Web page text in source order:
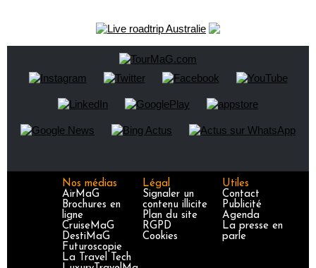
Nos médias
AirMaG
Brochures en
ligne
CruiseMaG
DestiMaG
Futuroscopie
La Travel Tech
Légal
Signaler un
contenu illicite
Plan du site
RGPD
Cookies
Utiles
Contact
Publicité
Agenda
La presse en
parle